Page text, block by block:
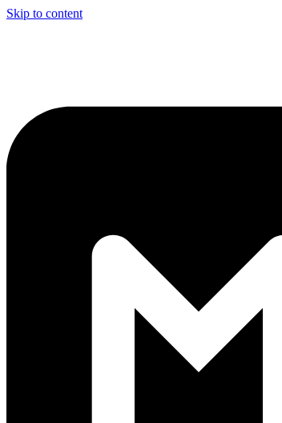
Skip to content